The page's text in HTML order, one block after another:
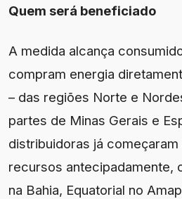
Quem será beneficiado
A medida alcança
compram energia
– das regiões Norte e
partes de Minas Gerais e
distribuidoras já
recursos antecipadamente,
na Bahia, Equatorial no